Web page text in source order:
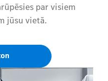
par visiem
jūsu vietā.